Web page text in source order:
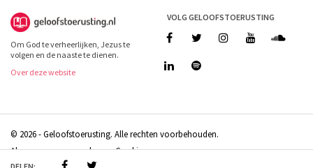
Om God te verheerlijken, Jezus te
volgen en de naaste te dienen.
Over deze website
VOLG GELOOFSTOERUSTING
© 2026 - Geloofstoerusting. Alle rechten voorbehouden.
Algemene voorwaarden
Cookies